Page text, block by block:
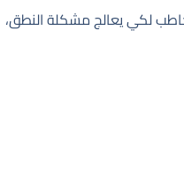
لكي يعالج مشكلة النطق،